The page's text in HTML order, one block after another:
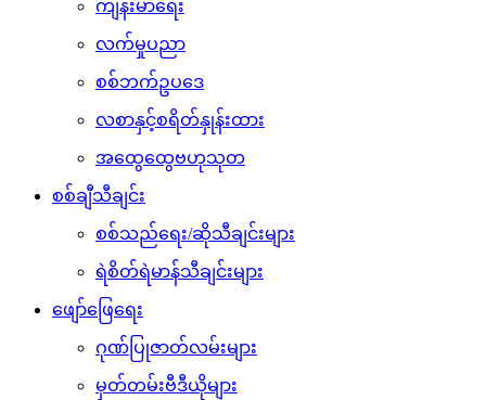
ကျန်းမာရေး
လက်မှုပညာ
စစ်ဘက်ဥပဒေ
လစာနှင့်စရိတ်နှုန်းထား
အထွေထွေဗဟုသုတ
စစ်ချီသီချင်း
စစ်သည်ရေး/ဆိုသီချင်းများ
ရဲစိတ်ရဲမာန်သီချင်းများ
ဖျော်ဖြေရေး
ဂုဏ်ပြုဇာတ်လမ်းများ
မှတ်တမ်းဗီဒီယိုများ